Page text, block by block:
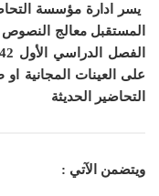
يسر ادارة مؤسسة
المستقبل معالج النصوص
الفصل الدراسي الأول 1442 هـ
على العينات المجانية
التحاضير الحديثة
ويتضمن الآتي :